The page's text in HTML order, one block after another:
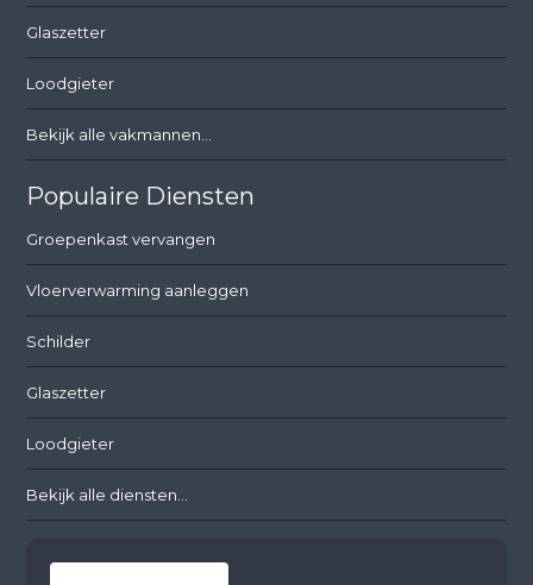
Glaszetter
Loodgieter
Bekijk alle vakmannen...
Populaire Diensten
Groepenkast vervangen
Vloerverwarming aanleggen
Schilder
Glaszetter
Loodgieter
Bekijk alle diensten...